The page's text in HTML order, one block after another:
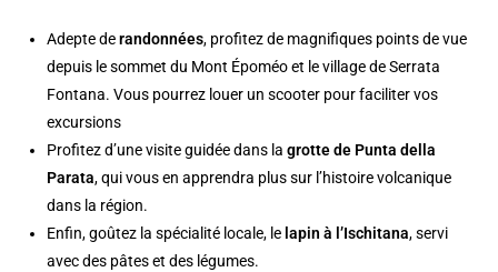
Adepte derandonnées, profitez de magnifiques points de vue
depuis le sommet du Mont Époméo et le village de Serrata
Fontana. Vous pourrez louer un scooter pour faciliter vos
excursions
Profitez d’une visite guidée dans lagrotte de Punta della
Parata, qui vous en apprendra plus sur l’histoire volcanique
dans la région.
Enfin, goûtez la spécialité locale, le lapin à l’Ischitana, servi
avec des pâtes et des légumes.